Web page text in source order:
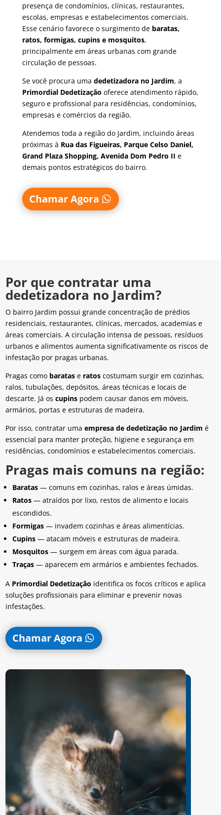
presença de condomínios, clínicas, restaurantes,
escolas, empresas e estabelecimentos comerciais.
Esse cenário favorece o surgimento de baratas,
ratos, formigas, cupins e mosquitos,
principalmente em áreas urbanas com grande
circulação de pessoas.
Se você procura uma dedetizadora no Jardim, a
Primordial Dedetização oferece atendimento rápido,
seguro e profissional para residências, condomínios,
empresas e comércios da região.
Atendemos toda a região do Jardim, incluindo áreas
próximas à Rua das Figueiras, Parque Celso Daniel,
Grand Plaza Shopping, Avenida Dom Pedro II e
demais pontos estratégicos do bairro.
Chamar Agora
Por que contratar uma
dedetizadora no Jardim?
O bairro Jardim possui grande concentração de prédios
residenciais, restaurantes, clínicas, mercados, academias e
áreas comerciais. A circulação intensa de pessoas, resíduos
urbanos e alimentos aumenta significativamente os riscos de
infestação por pragas urbanas.
Pragas como baratas e ratos costumam surgir em cozinhas,
ralos, tubulações, depósitos, áreas técnicas e locais de
descarte. Já oscupins podem causar danos em móveis,
armários, portas e estruturas de madeira.
Por isso, contratar umaempresa de dedetização no Jardim é
essencial para manter proteção, higiene e segurança em
residências, condomínios e estabelecimentos comerciais.
Pragas mais comuns na região:
Baratas — comuns em cozinhas, ralos e áreas úmidas.
Ratos — atraídos por lixo, restos de alimento e locais
escondidos.
Formigas — invadem cozinhas e áreas alimentícias.
Cupins — atacam móveis e estruturas de madeira.
Mosquitos — surgem em áreas com água parada.
Traças — aparecem em armários e ambientes fechados.
A Primordial Dedetização identifica os focos críticos e aplica
soluções profissionais para eliminar e prevenir novas
infestações.
Chamar Agora